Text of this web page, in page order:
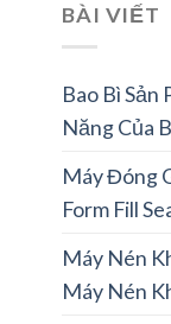
BÀI VIẾT
Bao Bì Sản
Năng Của
Máy Đóng
Form Fill
Máy Nén
Máy Nén